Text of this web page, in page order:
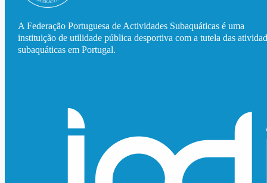
A Federação Portuguesa de Actividades Subaquáticas é uma
instituição de utilidade pública desportiva com a tutela das
subaquáticas em Portugal.